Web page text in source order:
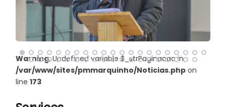
Warning: Undefined variable $_strPaginacao in
/var/www/sites/pmmarquinho/Noticias.php on
line 173